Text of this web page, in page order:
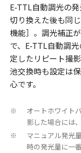
E-TTL自動調光の
切り換えた後も同
機能］。調光補正
で、E-TTL自動調
定したリピート撮
池交換時も設定は
心です。
※
オートホワイト
影した場合には
※
マニュアル発光
時の発光量に一